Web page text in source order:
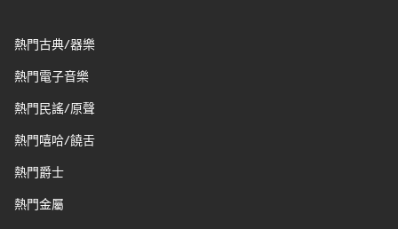
熱門古典/器樂
熱門電子音樂
熱門民謠/原聲
熱門嘻哈/饒舌
熱門爵士
熱門金屬